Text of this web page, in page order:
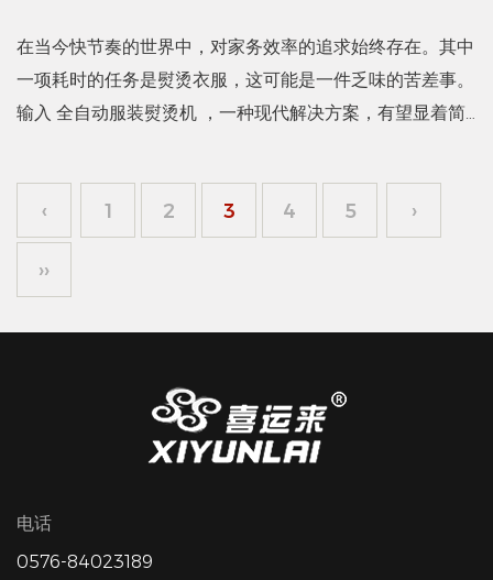
在当今快节奏的世界中，对家务效率的追求始终存在。其中
一项耗时的任务是熨烫衣服，这可能是一件乏味的苦差事。
输入 全自动服装熨烫机 ，一种现代解决方案，有望显着简
配备...
‹ 1 2 3 4 5 ›
››
电话
0576-84023189